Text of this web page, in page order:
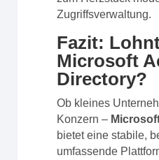
Zugriffsverwaltung.
Fazit:
Microsoft
Directory?
Ob kleines
Konzern –
bietet eine stabile,
umfassende